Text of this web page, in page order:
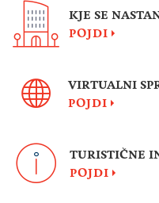
KJE SE
POJDI
VIRTUALNI
POJDI
TURISTIČNE
POJDI